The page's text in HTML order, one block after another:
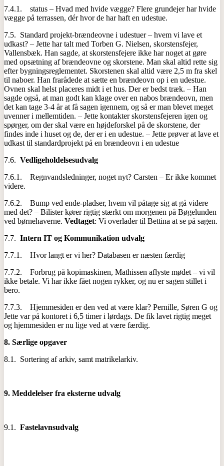
7.4.1. status – Hvad med hvide vægge? Flere grundejer har hvide
vægge på terrassen, dér hvor de har haft en udestue.
7.5. Standard projekt-brændeovne i udestuer – hvem vi lave et
udkast? – Jette har talt med Torben G. Nielsen, skorstensfejer,
Vallensbæk. Han sagde, at skorstensfejere ikke har noget at gøre
med opsætning af brændeovne og skorstene. Man skal altid rette sig
efter bygningsreglementet. Skorstenen skal altid være 2,5 m fra skel
til naboer. Han frarådede at sætte en brændeovn op i en udestue.
Ovnen skal helst placeres midt i et hus. Der er bedst træk. – Han
sagde også, at man godt kan klage over en nabos brændeovn, men
det kan tage 3-4 år at få sagen igennem, og så er man blevet meget
uvenner i mellemtiden. – Jette kontakter skorstensfejeren igen og
spørger, om der skal være en højdeforskel på de skorstene, der
findes inde i huset og de, der er i en udestue. – Jette prøver at lave et
udkast til standardprojekt på en brændeovn i en udestue
7.6. Vedligeholdelsesudvalg
7.6.1. Regnvandsledninger, noget nyt? Carsten – Er ikke kommet
videre.
7.6.2. Bump ved ende-pladser, hvem vil påtage sig at gå videre
med det? – Bilister kører rigtig stærkt om morgenen på Bøgelunden
ved børnehaverne. Vedtaget: Vi overlader til Bettina at se på sagen.
7.7. Intern IT og Kommunikation udvalg
7.7.1. Hvor langt er vi her? Databasen er næsten færdig
7.7.2. Forbrug på kopimaskinen, Mathissen aflyste mødet – vi vil
ikke betale. Vi har ikke fået nogen rykker, og nu er sagen stillet i
bero.
7.7.3. Hjemmesiden er den ved at være klar? Pernille, Søren G og
Jette var på kontoret i 6,5 timer i lørdags. De fik lavet rigtig meget
og hjemmesiden er nu lige ved at være færdig.
8. Særlige opgaver
8.1. Sortering af arkiv, samt matrikelarkiv.
9. Meddelelser fra eksterne udvalg
9.1. Fastelavnsudvalg